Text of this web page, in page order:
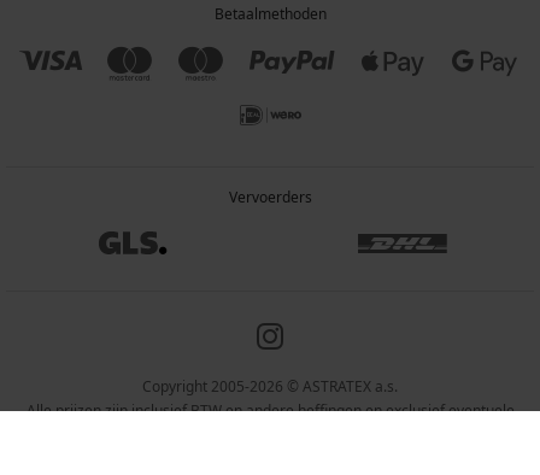
Betaalmethoden
Vervoerders
Copyright 2005-2026 © ASTRATEX a.s.
Alle prijzen zijn inclusief BTW en andere heffingen en exclusief eventuele